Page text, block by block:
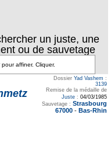
un juste, une
ou de sauvetage
Dossier Yad Vashem :
3139
Remise de la médaille de
Juste : 04/03/1985
Sauvetage : Strasbourg
67000 - Bas-Rhin